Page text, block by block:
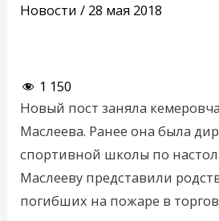
Новости / 28 мая 2018
1 150
Новый пост заняла
Маслеева. Ранее она была
спортивной школы по
Маслееву представили
погибших на пожаре в